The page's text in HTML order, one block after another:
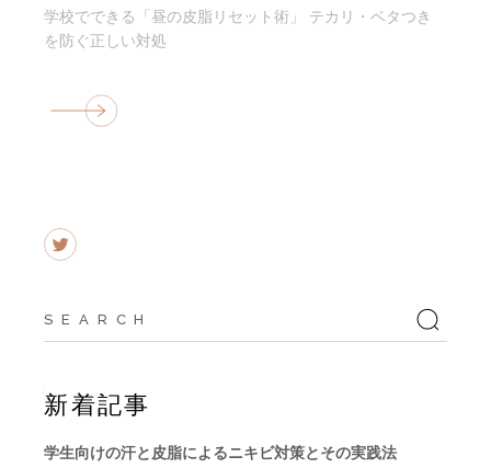
学校でできる「昼の皮脂リセット術」 テカリ・ベタつき
を防ぐ正しい対処
Search
for:
新着記事
学生向けの汗と皮脂によるニキビ対策とその実践法